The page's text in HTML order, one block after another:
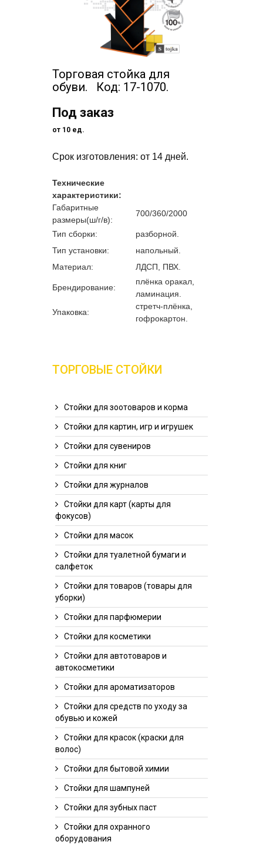
Торговая стойка для
обуви. Код: 17-1070.
Под заказ
от 10 ед.
Срок изготовления: от 14 дней.
Технические
характеристики:
Габаритные
размеры(ш/г/в):
700/360/2000
Тип сборки:
разборной.
Тип установки:
напольный.
Материал:
ЛДСП, ПВХ.
Брендирование:
плёнка оракал,
ламинация.
Упаковка:
стретч-плёнка,
гофрокартон.
ТОРГОВЫЕ СТОЙКИ
Стойки для зоотоваров и корма
Стойки для картин, игр и игрушек
Стойки для сувениров
Стойки для книг
Стойки для журналов
Стойки для карт (карты для
фокусов)
Стойки для масок
Стойки для туалетной бумаги и
салфеток
Стойки для товаров (товары для
уборки)
Стойки для парфюмерии
Стойки для косметики
Стойки для автотоваров и
автокосметики
Стойки для ароматизаторов
Стойки для средств по уходу за
обувью и кожей
Стойки для красок (краски для
волос)
Стойки для бытовой химии
Стойки для шампуней
Стойки для зубных паст
Стойки для охранного
оборудования